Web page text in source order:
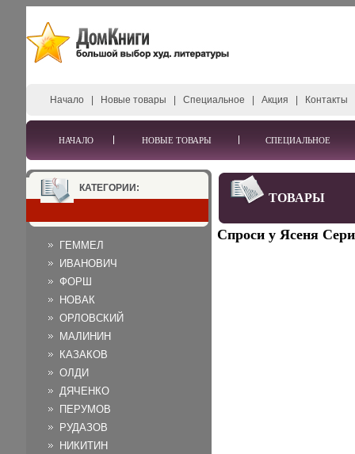
Начало Новые товары Специальное Акция Контакты
НАЧАЛО НОВЫЕ ТОВАРЫ СПЕЦИАЛЬНОЕ
КАТЕГОРИИ:
ГЕММЕЛ
ИВАНОВИЧ
ФОРШ
НОВАК
ОРЛОВСКИЙ
МАЛИНИН
КАЗАКОВ
ОЛДИ
ДЯЧЕНКО
ПЕРУМОВ
РУДАЗОВ
НИКИТИН
ТОВАРЫ
Спроси у Ясеня